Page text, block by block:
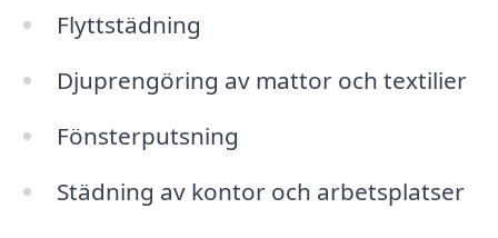
Flyttstädning
Djuprengöring av mattor och textilier
Fönsterputsning
Städning av kontor och arbetsplatser